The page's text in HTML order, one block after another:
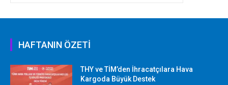
HAFTANIN ÖZETİ
THY ve TİM’den İhracatçılara Hava
Kargoda Büyük Destek